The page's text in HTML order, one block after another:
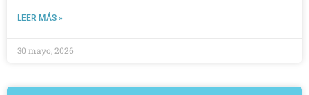
LEER MÁS »
30 mayo, 2026